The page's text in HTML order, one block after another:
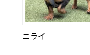
ニライ